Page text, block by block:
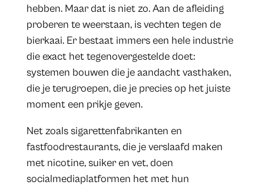
hebben. Maar dat is niet zo. Aan de afleiding
proberen te weerstaan, is vechten tegen de
bierkaai. Er bestaat immers een hele industrie
die exact het tegenovergestelde doet:
systemen bouwen die je aandacht vasthaken,
die je terugroepen, die je precies op het juiste
moment een prikje geven.
Net zoals sigarettenfabrikanten en
fastfoodrestaurants, die je verslaafd maken
met nicotine, suiker en vet, doen
socialmediaplatformen het met hun